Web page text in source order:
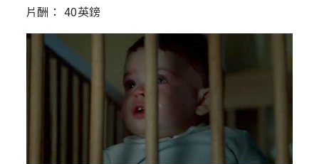
片酬： 40英鎊